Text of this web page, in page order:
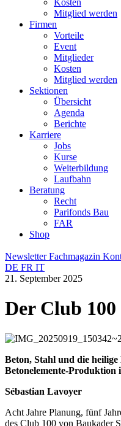
Kosten
Mitglied werden
Firmen
Vorteile
Event
Mitglieder
Kosten
Mitglied werden
Sektionen
Übersicht
Agenda
Berichte
Karriere
Jobs
Kurse
Weiterbildung
Laufbahn
Beratung
Recht
Parifonds Bau
FAR
Shop
NewsletterFachmagazin
DE FR IT
21. September 2025
Der Club
Beton, Stahl und die
Betonelemente-Produktion
Sébastian Lavoyer
Acht Jahre Planung, fünf
des Club 100 von Baukader